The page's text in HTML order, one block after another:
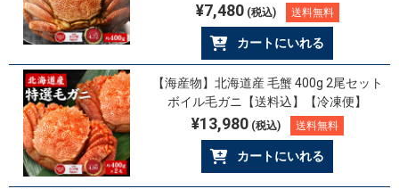
¥7,480(税込) 送料無料
カートにいれる
【海産物】北海道産 毛蟹 400g 2尾セット
ボイル毛ガニ【送料込】【冷凍便】
¥13,980(税込) 送料無料
カートにいれる